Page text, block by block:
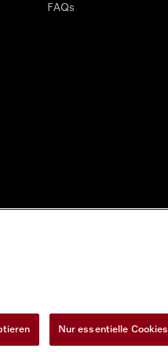
FAQs
Nur essentielle Cookies